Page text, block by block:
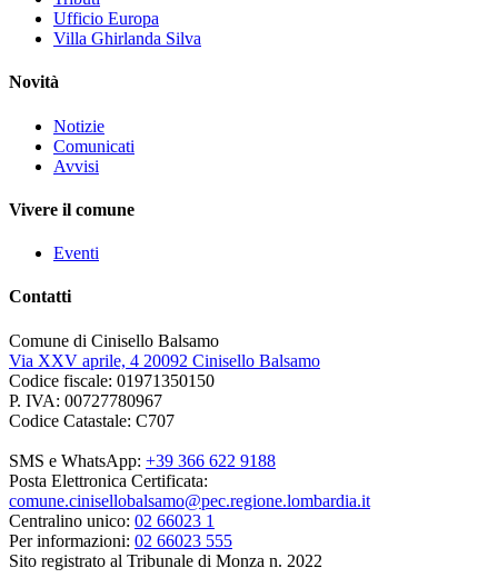
Ufficio Europa
Villa Ghirlanda Silva
Novità
Notizie
Comunicati
Avvisi
Vivere il comune
Eventi
Contatti
Comune di Cinisello Balsamo
Via XXV aprile, 4 20092 Cinisello Balsamo
Codice fiscale: 01971350150
P. IVA: 00727780967
Codice Catastale: C707
SMS e WhatsApp: +39 366 622 9188
Posta Elettronica Certificata:
comune.cinisellobalsamo@pec.regione.lombardia.it
Centralino unico: 02 66023 1
Per informazioni: 02 66023 555
Sito registrato al Tribunale di Monza n. 2022